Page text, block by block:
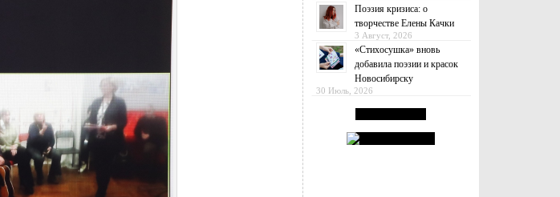
Поэзия кризиса: о
творчестве Елены Качки
3 Август, 2026
«Стихосушка» вновь
добавила поэзии и красок
Новосибирску
30 Июль, 2026